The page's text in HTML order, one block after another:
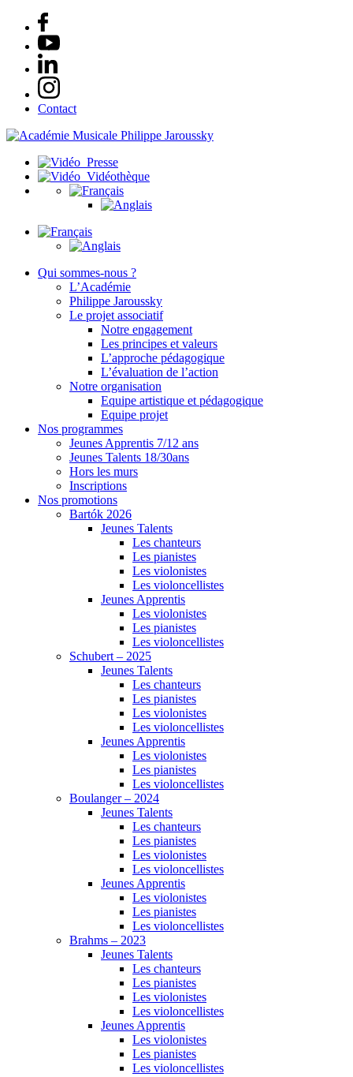
Contact
Presse
Vidéothèque
Qui sommes-nous ?
L’Académie
Philippe Jaroussky
Le projet associatif
Notre engagement
Les principes et valeurs
L’approche pédagogique
L’évaluation de l’action
Notre organisation
Equipe artistique et pédagogique
Equipe projet
Nos programmes
Jeunes Apprentis 7/12 ans
Jeunes Talents 18/30ans
Hors les murs
Inscriptions
Nos promotions
Bartók 2026
Jeunes Talents
Les chanteurs
Les pianistes
Les violonistes
Les violoncellistes
Jeunes Apprentis
Les violonistes
Les pianistes
Les violoncellistes
Schubert – 2025
Jeunes Talents
Les chanteurs
Les pianistes
Les violonistes
Les violoncellistes
Jeunes Apprentis
Les violonistes
Les pianistes
Les violoncellistes
Boulanger – 2024
Jeunes Talents
Les chanteurs
Les pianistes
Les violonistes
Les violoncellistes
Jeunes Apprentis
Les violonistes
Les pianistes
Les violoncellistes
Brahms – 2023
Jeunes Talents
Les chanteurs
Les pianistes
Les violonistes
Les violoncellistes
Jeunes Apprentis
Les violonistes
Les pianistes
Les violoncellistes